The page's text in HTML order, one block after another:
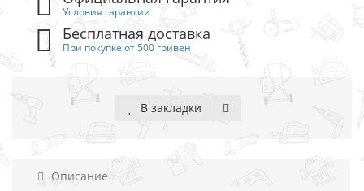
Условия гарантии
Бесплатная доставка
При покупке от 500 гривен
В закладки
Описание